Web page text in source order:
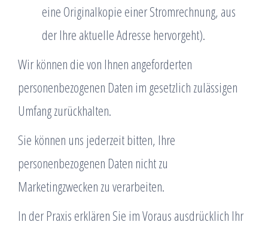
eine Originalkopie einer Stromrechnung, aus
der Ihre aktuelle Adresse hervorgeht).
Wir können die von Ihnen angeforderten
personenbezogenen Daten im gesetzlich zulässigen
Umfang zurückhalten.
Sie können uns jederzeit bitten, Ihre
personenbezogenen Daten nicht zu
Marketingzwecken zu verarbeiten.
In der Praxis erklären Sie im Voraus ausdrücklich Ihr